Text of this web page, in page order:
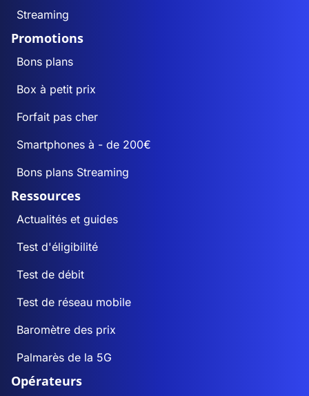
Streaming
Promotions
Bons plans
Box à petit prix
Forfait pas cher
Smartphones à - de 200€
Bons plans Streaming
Ressources
Actualités et guides
Test d'éligibilité
Test de débit
Test de réseau mobile
Baromètre des prix
Palmarès de la 5G
Opérateurs